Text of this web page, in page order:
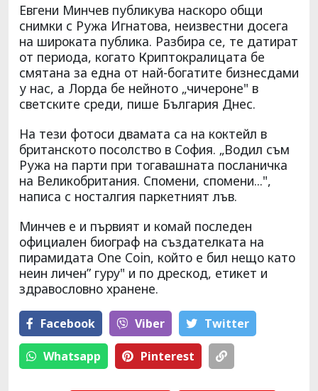
Евгени Минчев публикува наскоро общи
снимки с Ружа Игнатова, неизвестни досега
на широката публика. Разбира се, те датират
от периода, когато Криптокралицата бе
смятана за една от най-богатите бизнесдами
у нас, а Лорда бе нейното „чичероне" в
светските среди, пише България Днес.
На тези фотоси двамата са на коктейл в
британското посолство в София. „Водил съм
Ружа на парти при тогавашната посланичка
на Великобритания. Спомени, спомени...",
написа с носталгия паркетният лъв.
Минчев е и първият и комай последен
официален биограф на създателката на
пирамидата One Coin, който е бил нещо като
неин личен” гуру" и по дрескод, етикет и
здравословно хранене.
Facebook Viber Тwitter
Whatsapp Pinterest